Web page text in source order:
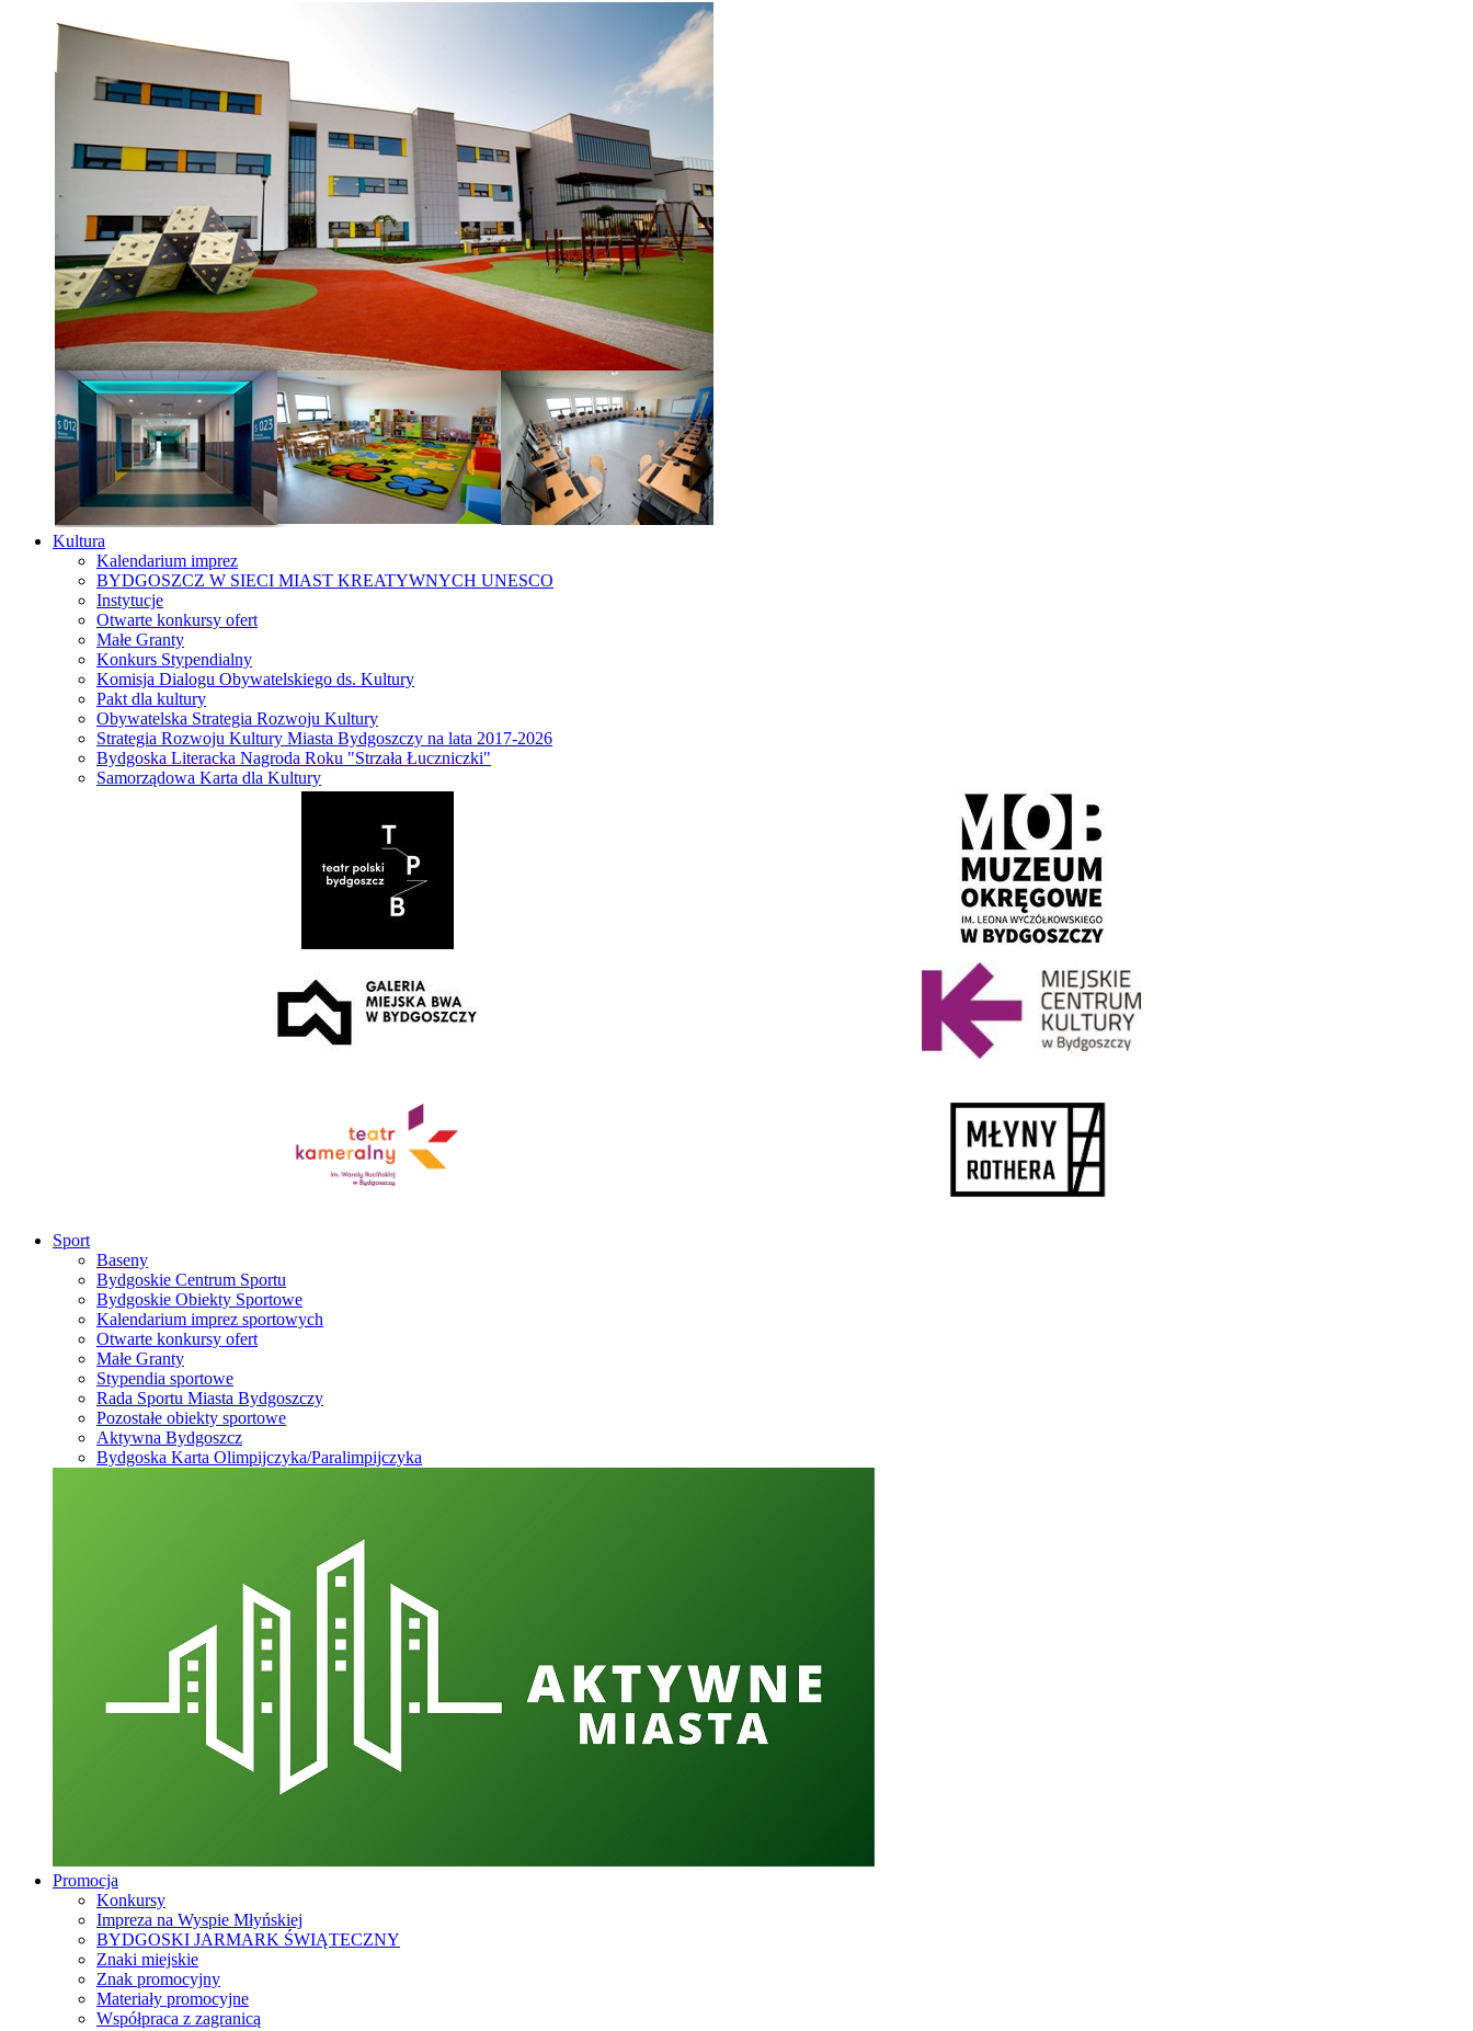
Kultura
Kalendarium imprez
BYDGOSZCZ W SIECI MIAST KREATYWNYCH UNESCO
Instytucje
Otwarte konkursy ofert
Małe Granty
Konkurs Stypendialny
Komisja Dialogu Obywatelskiego ds. Kultury
Pakt dla kultury
Obywatelska Strategia Rozwoju Kultury
Strategia Rozwoju Kultury Miasta Bydgoszczy na lata 2017-2026
Bydgoska Literacka Nagroda Roku "Strzała Łuczniczki"
Samorządowa Karta dla Kultury
Sport
Baseny
Bydgoskie Centrum Sportu
Bydgoskie Obiekty Sportowe
Kalendarium imprez sportowych
Otwarte konkursy ofert
Małe Granty
Stypendia sportowe
Rada Sportu Miasta Bydgoszczy
Pozostałe obiekty sportowe
Aktywna Bydgoszcz
Bydgoska Karta Olimpijczyka/Paralimpijczyka
Promocja
Konkursy
Impreza na Wyspie Młyńskiej
BYDGOSKI JARMARK ŚWIĄTECZNY
Znaki miejskie
Znak promocyjny
Materiały promocyjne
Współpraca z zagranicą